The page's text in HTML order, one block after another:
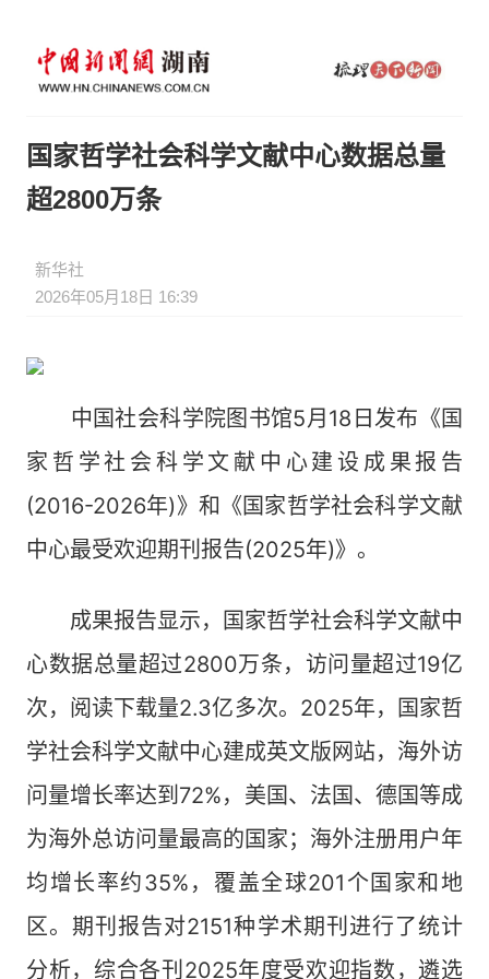
国家哲学社会科学文献中心数据总量
超2800万条
新华社
2026年05月18日 16:39
中国社会科学院图书馆5月18日发布《国
家哲学社会科学文献中心建设成果报告
(2016-2026年)》和《国家哲学社会科学文献
中心最受欢迎期刊报告(2025年)》。
成果报告显示，国家哲学社会科学文献中
心数据总量超过2800万条，访问量超过19亿
次，阅读下载量2.3亿多次。2025年，国家哲
学社会科学文献中心建成英文版网站，海外访
问量增长率达到72%，美国、法国、德国等成
为海外总访问量最高的国家；海外注册用户年
均增长率约35%，覆盖全球201个国家和地
区。期刊报告对2151种学术期刊进行了统计
分析，综合各刊2025年度受欢迎指数，遴选